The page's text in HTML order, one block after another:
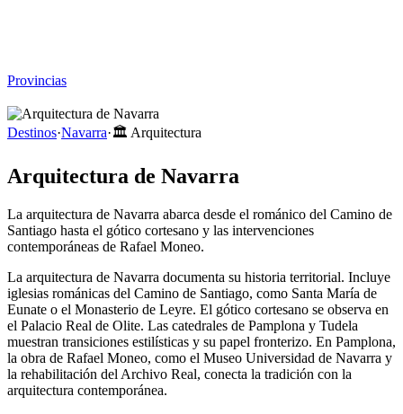
Provincias
Destinos·Navarra·🏛️ Arquitectura
Arquitectura de Navarra
La arquitectura de Navarra abarca desde el románico del Camino de
Santiago hasta el gótico cortesano y las intervenciones
contemporáneas de Rafael Moneo.
La arquitectura de Navarra documenta su historia territorial. Incluye
iglesias románicas del Camino de Santiago, como Santa María de
Eunate o el Monasterio de Leyre. El gótico cortesano se observa en
el Palacio Real de Olite. Las catedrales de Pamplona y Tudela
muestran transiciones estilísticas y su papel fronterizo. En Pamplona,
la obra de Rafael Moneo, como el Museo Universidad de Navarra y
la rehabilitación del Archivo Real, conecta la tradición con la
arquitectura contemporánea.